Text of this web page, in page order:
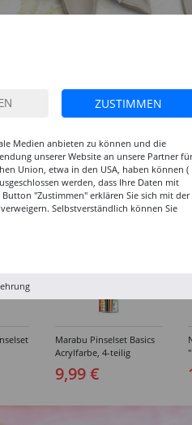
Marabu Pinselset Basics
Acrylfarbe, 4-teilig
9,99 €
ZUSTIMMEN
Medien anbieten zu können und die
unserer Website an unsere Partner für
Union, etwa in den USA, haben können (
werden, dass Ihre Daten mit
"Zustimmen" erklären Sie sich mit der
Selbstverständlich können Sie